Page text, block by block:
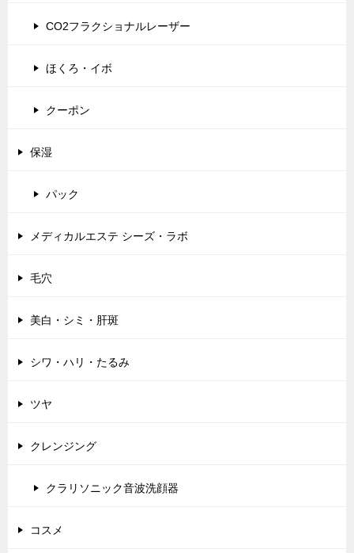
CO2フラクショナルレーザー
ほくろ・イボ
クーポン
保湿
パック
メディカルエステ シーズ・ラボ
毛穴
美白・シミ・肝斑
シワ・ハリ・たるみ
ツヤ
クレンジング
クラリソニック音波洗顔器
コスメ